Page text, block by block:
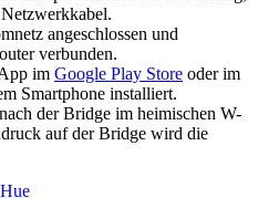
angeschlossen und
verbunden.
im Google Play Store oder im
Smartphone installiert.
der Bridge im heimischen W-
auf der Bridge wird die